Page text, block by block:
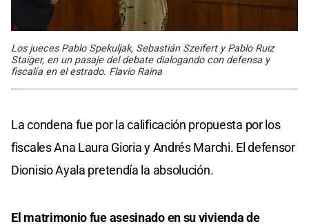
Los jueces Pablo Spekuljak, Sebastián Szeifert y Pablo Ruiz
Staiger, en un pasaje del debate dialogando con defensa y
fiscalía en el estrado. Flavio Raina
La condena fue por la calificación propuesta por los
fiscales Ana Laura Gioria y Andrés Marchi. El defensor
Dionisio Ayala pretendía la absolución.
El matrimonio fue asesinado en su vivienda de